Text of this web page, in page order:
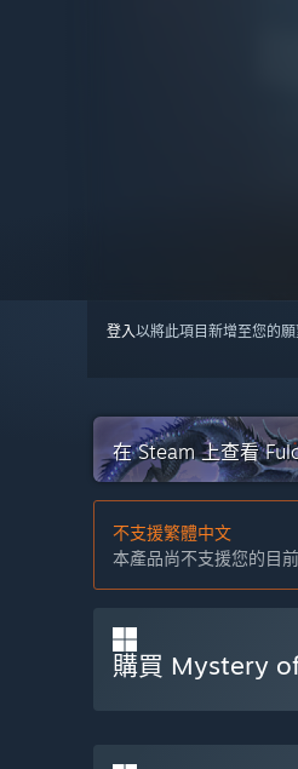
登入以將此項目新增至您的
在 Steam 上查看
不支援繁體中文
本產品尚不支援您的目
購買 Mystery